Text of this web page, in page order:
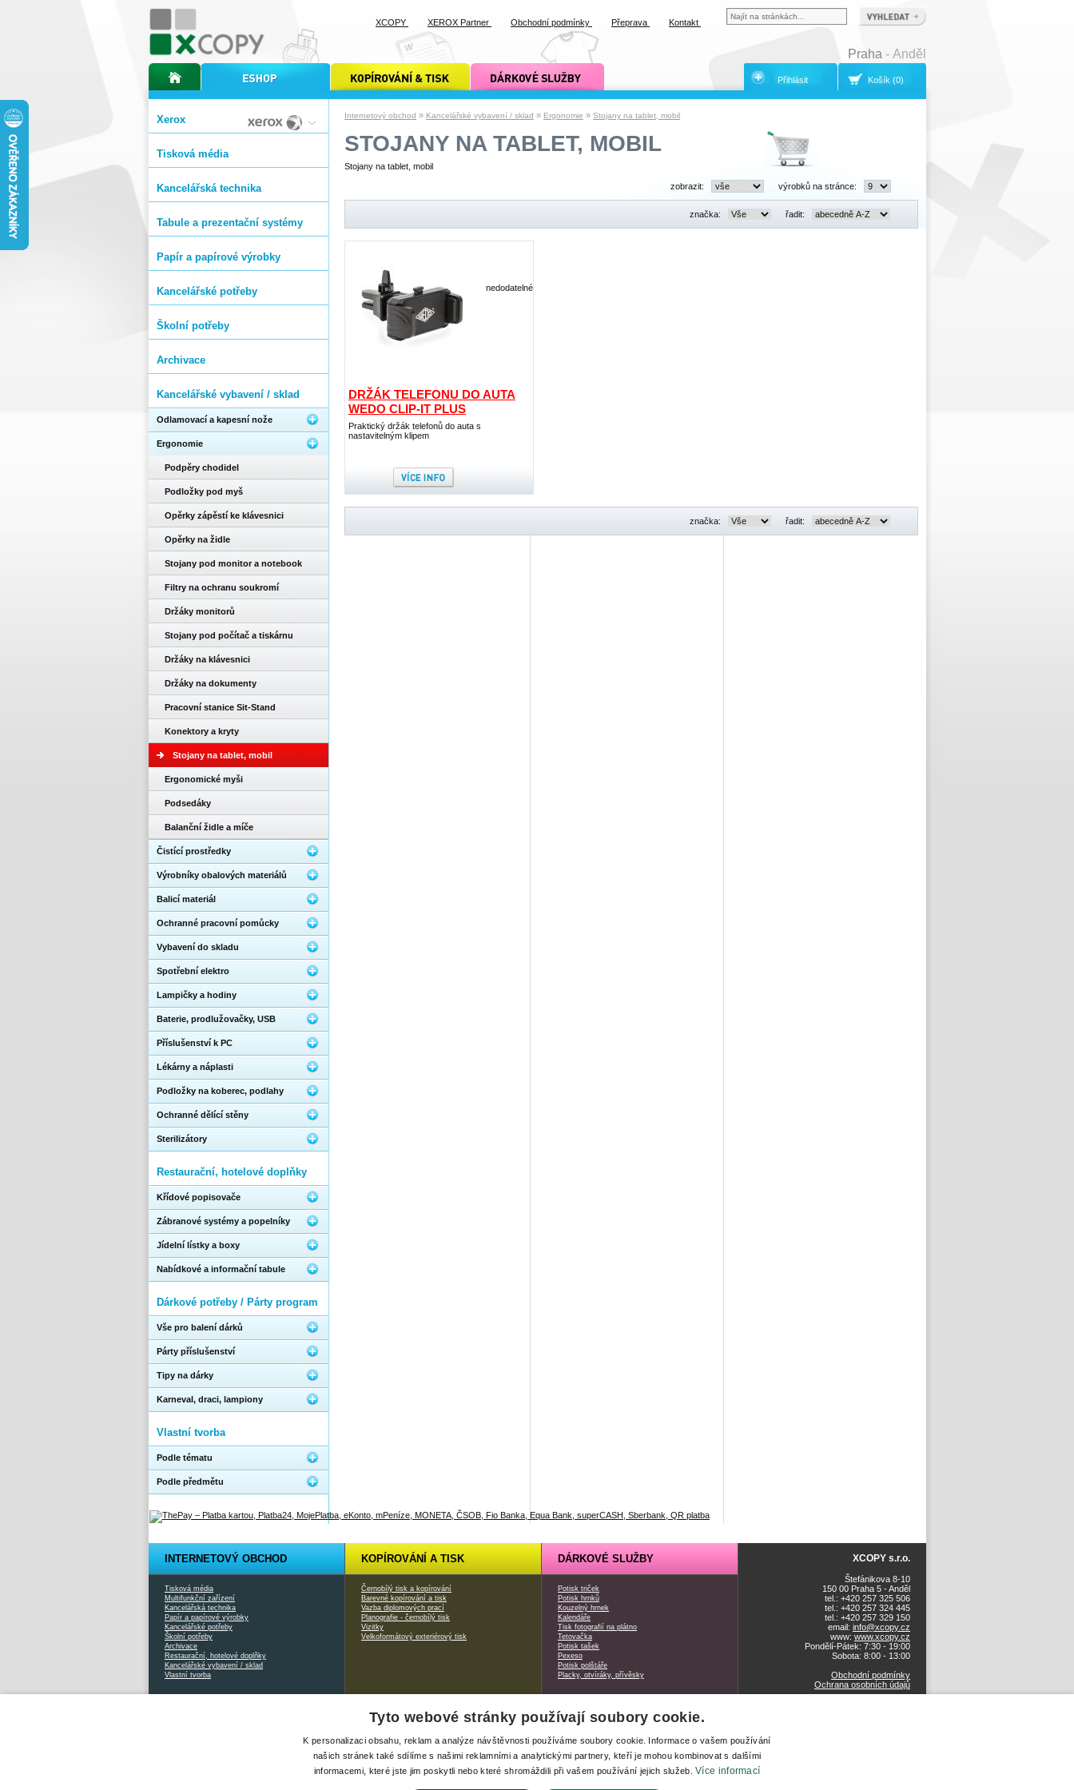
Internetový obchod » Kancelářské vybavení / sklad » Ergonomie » Stojany na tablet, mobil
STOJANY NA TABLET, MOBIL
Stojany na tablet, mobil
zobrazit: výrobků na stránce:
značka: řadit:
DRŽÁK TELEFONU DO AUTA
WEDO CLIP-IT PLUS
Praktický držák telefonů do auta s
nastavitelným klipem
nedodatelné
značka: řadit:
Xerox
Tisková média
Kancelářská technika
Tabule a prezentační systémy
Papír a papírové výrobky
Kancelářské potřeby
Školní potřeby
Archivace
Kancelářské vybavení / sklad
Odlamovací a kapesní nože
Ergonomie
Podpěry chodidel
Podložky pod myš
Opěrky zápěstí ke klávesnici
Opěrky na židle
Stojany pod monitor a notebook
Filtry na ochranu soukromí
Držáky monitorů
Stojany pod počítač a tiskárnu
Držáky na klávesnici
Držáky na dokumenty
Pracovní stanice Sit-Stand
Konektory a kryty
Stojany na tablet, mobil
Ergonomické myši
Podsedáky
Balanční židle a míče
Čistící prostředky
Výrobníky obalových materiálů
Balicí materiál
Ochranné pracovní pomůcky
Vybavení do skladu
Spotřební elektro
Lampičky a hodiny
Baterie, prodlužovačky, USB
Příslušenství k PC
Lékárny a náplasti
Podložky na koberec, podlahy
Ochranné dělící stěny
Sterilizátory
Restaurační, hotelové doplňky
Křídové popisovače
Zábranové systémy a popelníky
Jídelní lístky a boxy
Nabídkové a informační tabule
Dárkové potřeby / Párty program
Vše pro balení dárků
Párty příslušenství
Tipy na dárky
Karneval, draci, lampiony
Vlastní tvorba
Podle tématu
Podle předmětu
INTERNETOVÝ OBCHOD
Tisková média
Multifunkční zařízení
Kancelářská technika
Papír a papírové výrobky
Kancelářské potřeby
Školní potřeby
Archivace
Restaurační, hotelové doplňky
Kancelářské vybavení / sklad
Vlastní tvorba
KOPÍROVÁNÍ A TISK
Černobílý tisk a kopírování
Barevné kopírování a tisk
Vazba diplomových prací
Planografie - černobílý tisk
Vizitky
Velkoformátový exteriérový tisk
DÁRKOVÉ SLUŽBY
Potisk triček
Potisk hrnků
Kouzelný hrnek
Kalendáře
Tisk fotografií na plátno
Tetovačka
Potisk tašek
Pexeso
Potisk polštáře
Placky, otvíráky, přívěsky
XCOPY s.r.o.
Štefánikova 8-10
150 00 Praha 5 - Anděl
tel.: +420 257 325 506
tel.: +420 257 324 445
tel.: +420 257 329 150
email: info@xcopy.cz
www: www.xcopy.cz
Pondělí-Pátek: 7:30 - 19:00
Sobota: 8:00 - 13:00
Obchodní podmínky
Ochrana osobních údajů
Xerox produkty| webdesign odSafari Media
úvodní stránka xcopyinternetový obchod xcopy kopírování a tisk xcopy dárkové služby xcopy
XCOPY XEROX Partner Obchodní podmínky Přeprava Kontakt
Praha - Anděl
Košík (0)
Přihlásit
Tyto webové stránky používají soubory cookie.
K personalizaci obsahu, reklam a analýze návštěvnosti používáme soubory cookie. Informace o vašem používání
našich stránek také sdílíme s našimi reklamními a analytickými partnery, kteří je mohou kombinovat s dalšími
informacemi, které jste jim poskytli nebo které shromáždili při vašem používání jejich služeb.Více informací